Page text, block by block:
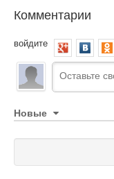
Комментарии
войдите
Новые